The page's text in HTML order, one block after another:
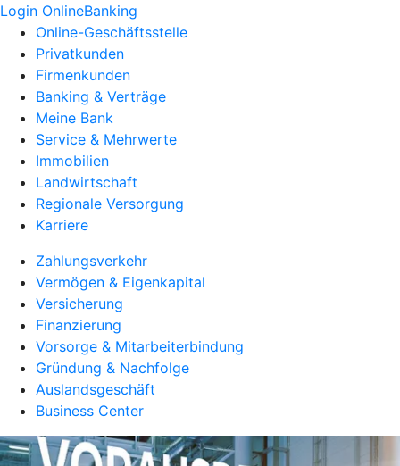
Login OnlineBanking
Online-Geschäftsstelle
Privatkunden
Firmenkunden
Banking & Verträge
Meine Bank
Service & Mehrwerte
Immobilien
Landwirtschaft
Regionale Versorgung
Karriere
Zahlungsverkehr
Vermögen & Eigenkapital
Versicherung
Finanzierung
Vorsorge & Mitarbeiterbindung
Gründung & Nachfolge
Auslandsgeschäft
Business Center